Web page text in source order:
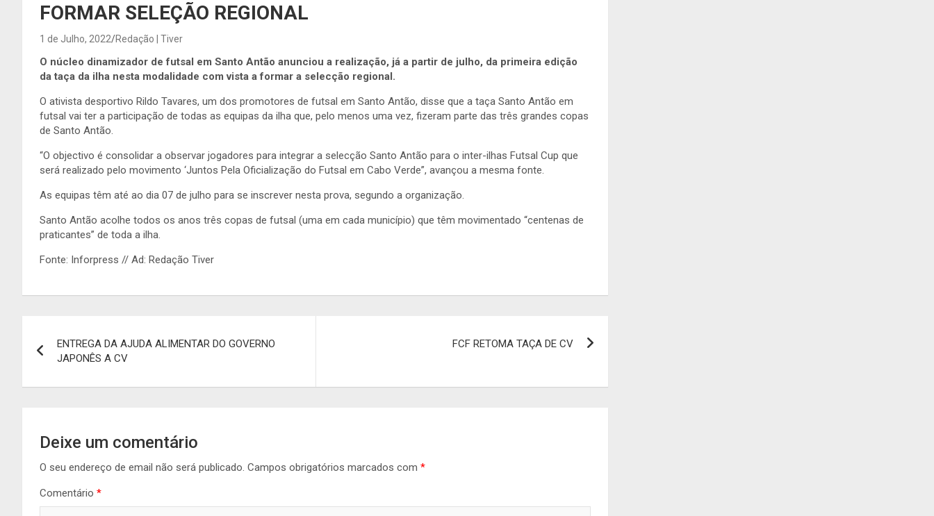
FORMAR SELEÇÃO REGIONAL
1 de Julho, 2022 Redação | Tiver
O núcleo dinamizador de futsal em Santo Antão anunciou a realização, já a partir de julho, da primeira edição
da taça da ilha nesta modalidade com vista a formar a selecção regional.
O ativista desportivo Rildo Tavares, um dos promotores de futsal em Santo Antão, disse que a taça Santo Antão em
futsal vai ter a participação de todas as equipas da ilha que, pelo menos uma vez, fizeram parte das três grandes copas
de Santo Antão.
“O objectivo é consolidar a observar jogadores para integrar a selecção Santo Antão para o inter-ilhas Futsal Cup que
será realizado pelo movimento ‘Juntos Pela Oficialização do Futsal em Cabo Verde”, avançou a mesma fonte.
As equipas têm até ao dia 07 de julho para se inscrever nesta prova, segundo a organização.
Santo Antão acolhe todos os anos três copas de futsal (uma em cada município) que têm movimentado “centenas de
praticantes” de toda a ilha.
Fonte: Inforpress // Ad: Redação Tiver
de
artigos
ENTREGA DA AJUDA ALIMENTAR DO GOVERNO
JAPONÊS A CV
FCF RETOMA TAÇA DE CV
Deixe um comentário
O seu endereço de email não será publicado. Campos obrigatórios marcados com *
Comentário *